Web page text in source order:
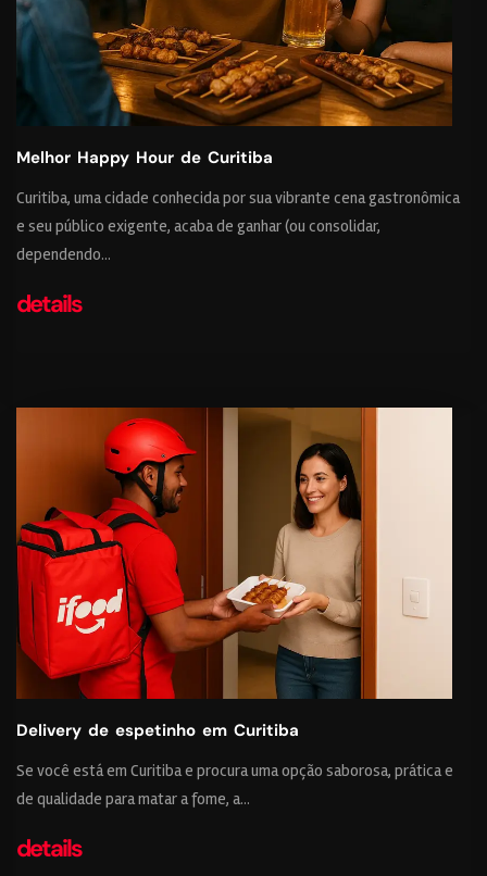
Melhor Happy Hour de Curitiba
Curitiba, uma cidade conhecida por sua vibrante cena gastronômica
e seu público exigente, acaba de ganhar (ou consolidar,
dependendo...
details
Delivery de espetinho em Curitiba
Se você está em Curitiba e procura uma opção saborosa, prática e
de qualidade para matar a fome, a...
details